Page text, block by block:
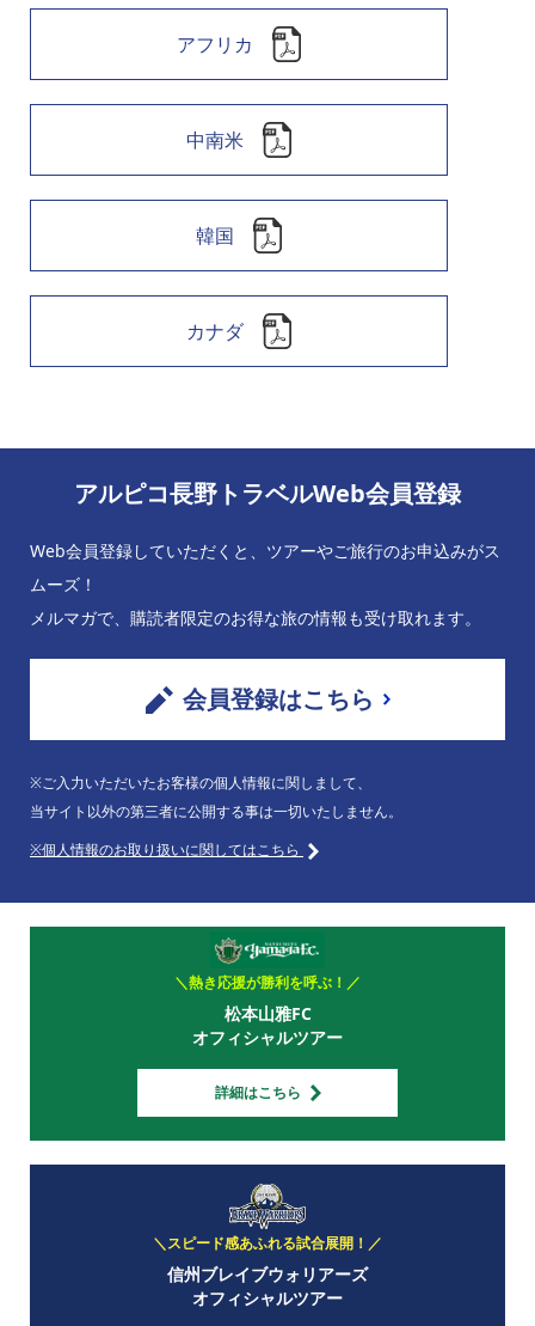
アフリカ
中南米
韓国
カナダ
アルピコ長野トラベルWeb会員登録
Web会員登録していただくと、ツアーやご旅行のお申込みがス
ムーズ！
メルマガで、購読者限定のお得な旅の情報も受け取れます。
会員登録はこちら
※ご入力いただいたお客様の個人情報に関しまして、
当サイト以外の第三者に公開する事は一切いたしません。
※個人情報のお取り扱いに関してはこちら
＼熱き応援が勝利を呼ぶ！／
松本山雅FC
オフィシャルツアー
詳細はこちら
＼スピード感あふれる試合展開！／
信州ブレイブウォリアーズ
オフィシャルツアー